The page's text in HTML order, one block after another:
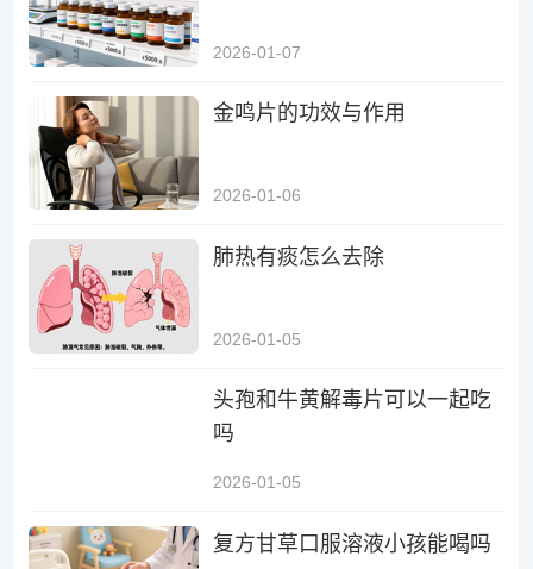
2026-01-07
金鸣片的功效与作用
2026-01-06
肺热有痰怎么去除
2026-01-05
头孢和牛黄解毒片可以一起吃
吗
2026-01-05
复方甘草口服溶液小孩能喝吗